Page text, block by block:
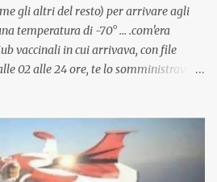
gli altri del resto) per arrivare agli
temperatura di -70° ... .com'era
vaccinali in cui arrivava, con file
02 alle 24 ore, te lo somministravano
Capo, era "spettacolare Ghiacciato, ma
Ambiente"! Riproponiamo